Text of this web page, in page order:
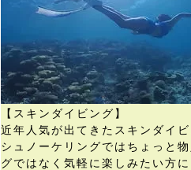
【スキンダイビング】
近年人気が出てきたスキンダイビ
シュノーケリングではちょっと
グではなく気軽に楽しみたい方に